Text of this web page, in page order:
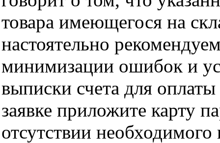
товара имеющегося на
настоятельно
минимизации ошибок и
выписки счета для
заявке приложите карту
отсутствии